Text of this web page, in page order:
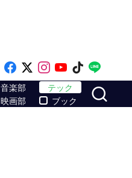
Like on Facebook
Follow on x
Follow on
Follow on
Follow
音楽部
映画部
テック
ブック